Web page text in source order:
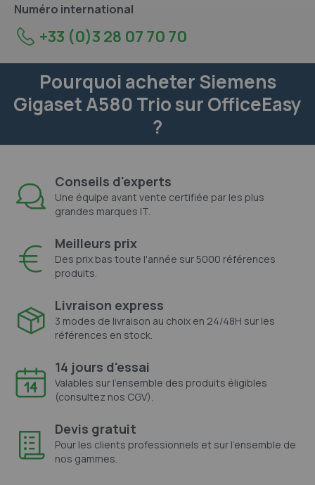
Numéro international
+33 (0)3 28 07 70 70
Pourquoi acheter Siemens
Gigaset A580 Trio sur OfficeEasy
?
Conseils d'experts
Une équipe avant vente certifiée par les plus
grandes marques IT.
Meilleurs prix
Des prix bas toute l'année sur 5000 références
produits.
Livraison express
3 modes de livraison au choix en 24/48H sur les
références en stock.
14 jours d'essai
Valables sur l'ensemble des produits éligibles
(consultez nos CGV).
Devis gratuit
Pour les clients professionnels et sur l'ensemble de
nos gammes.